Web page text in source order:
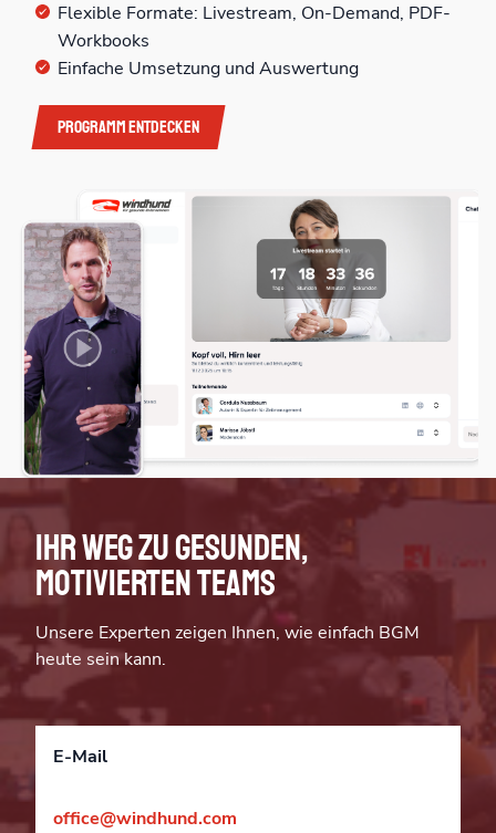
Flexible Formate: Livestream, On-Demand, PDF-
Workbooks
Einfache Umsetzung und Auswertung
Programm entdecken
Ihr Weg zu gesunden,
motivierten Teams
Unsere Experten zeigen Ihnen, wie einfach BGM
heute sein kann.
E-Mail
office@windhund.com